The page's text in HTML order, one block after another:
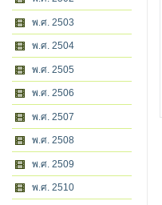
พ.ศ. 2503
พ.ศ. 2504
พ.ศ. 2505
พ.ศ. 2506
พ.ศ. 2507
พ.ศ. 2508
พ.ศ. 2509
พ.ศ. 2510